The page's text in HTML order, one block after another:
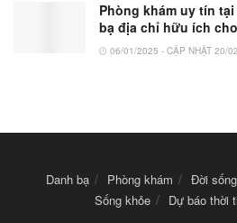
Phòng khám uy tín
bạ địa chỉ hữu ích
06/01/2025 - CẬP NHẬT 20/
Danh bạ Phòng khám Đời sống
Sống khỏe
Dự báo thời